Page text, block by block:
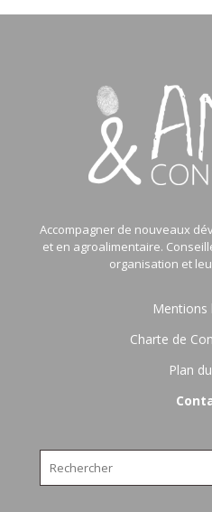
Accompagner de nouveaux
et en agroalimentaire.
organisation et
Mentions
Charte de
Plan